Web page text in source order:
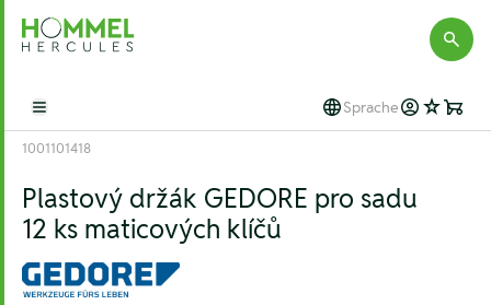
Hommel Hercules
Open main menu Sprache
1001101418
Plastový držák GEDORE pro sadu
12 ks maticových klíčů